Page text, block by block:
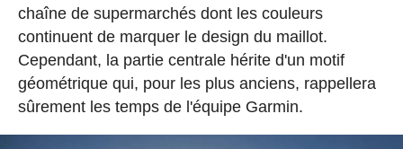
chaîne de supermarchés dont les couleurs
continuent de marquer le design du maillot.
Cependant, la partie centrale hérite d'un motif
géométrique qui, pour les plus anciens, rappellera
sûrement les temps de l'équipe Garmin.